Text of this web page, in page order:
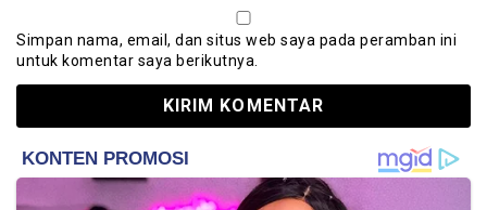
Simpan nama, email, dan situs web saya pada peramban ini
untuk komentar saya berikutnya.